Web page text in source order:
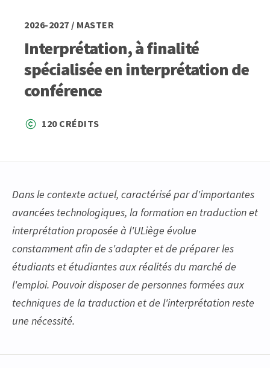
2026-2027 / MASTER
Interprétation, à finalité
spécialisée en interprétation de
conférence
120 CRÉDITS
Dans le contexte actuel, caractérisé par d'importantes
avancées technologiques, la formation en traduction et
interprétation proposée à l'ULiège évolue
constamment afin de s'adapter et de préparer les
étudiants et étudiantes aux réalités du marché de
l'emploi. Pouvoir disposer de personnes formées aux
techniques de la traduction et de l'interprétation reste
une nécessité.